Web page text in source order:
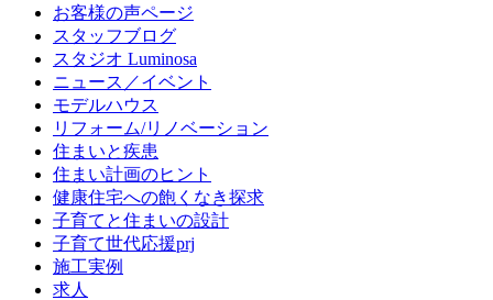
お客様の声ページ
スタッフブログ
スタジオ Luminosa
ニュース／イベント
モデルハウス
リフォーム/リノベーション
住まいと疾患
住まい計画のヒント
健康住宅への飽くなき探求
子育てと住まいの設計
子育て世代応援prj
施工実例
求人